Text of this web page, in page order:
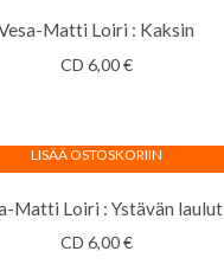
Matti Loiri : Kaksin
CD 6,00€
Matti Loiri : Ystävän laulut
CD 6,00€
LISÄÄ OSTOSKORIIN